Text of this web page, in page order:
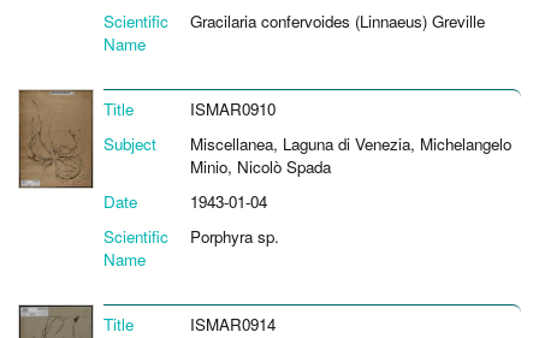
Scientific
Name
Gracilaria confervoides (Linnaeus) Greville
Title
ISMAR0910
Subject
Miscellanea, Laguna di Venezia, Michelangelo
Minio, Nicolò Spada
Date
1943-01-04
Scientific
Name
Porphyra sp.
Title
ISMAR0914